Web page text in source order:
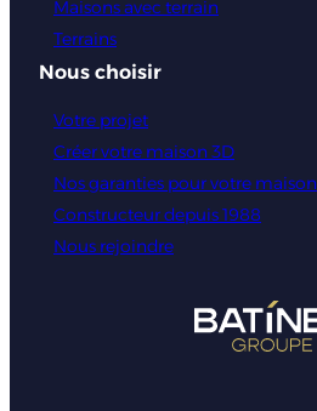
Maisons avec terrain
Terrains
Nous choisir
Votre projet
Créer votre maison 3D
Nos garanties pour votre maison
Constructeur depuis 1988
Nous rejoindre